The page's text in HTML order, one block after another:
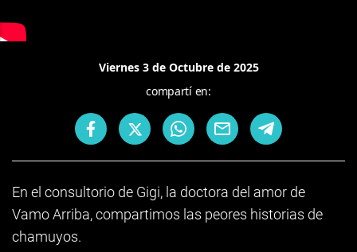
Viernes 3 de Octubre de 2025
compartí en:
En el consultorio de Gigi, la doctora del amor de
Vamo Arriba, compartimos las peores historias de
chamuyos.